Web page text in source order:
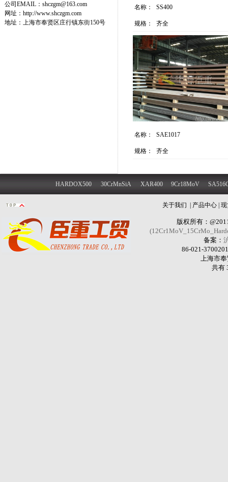
公司EMAIL：shczgm@163.com
网址：http://www.shczgm.com
地址：上海市奉贤区庄行镇东街150号
名称： SS400
规格： 齐全
名称： SAE1017
规格： 齐全
HARDOX500 30CrMnSiA XAR400 9Cr18MoV
关于我们 产品中心
版权所有：
备案：
86-021-
上海市
共有